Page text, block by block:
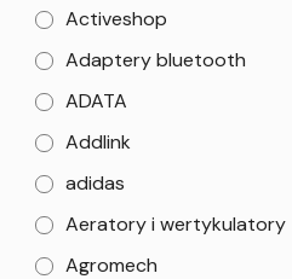
Activeshop
Adaptery bluetooth
ADATA
Addlink
adidas
Aeratory i wertykulatory
Agromech